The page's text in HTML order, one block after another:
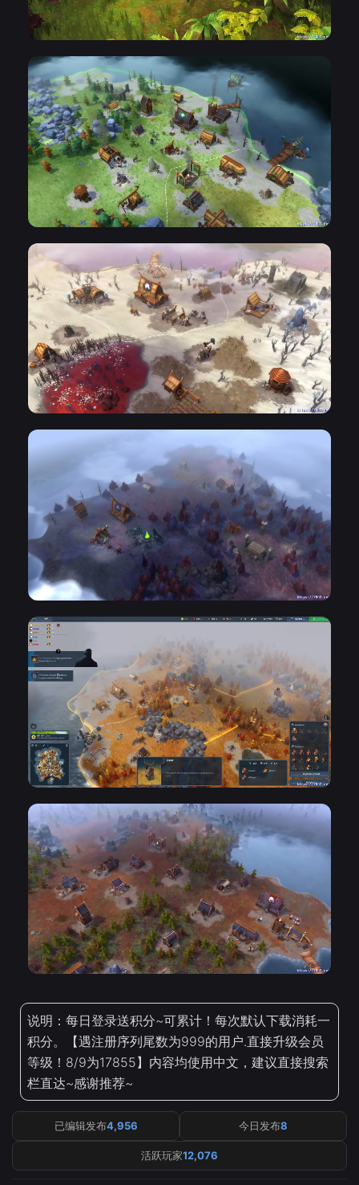
说明：每日登录送积分~可累计！每次默认下载消耗一
积分。【遇注册序列尾数为999的用户.直接升级会员
等级！8/9为17855】内容均使用中文，建议直接搜索
栏直达~感谢推荐~
已编辑发布4,956 今日发布8
活跃玩家12,076